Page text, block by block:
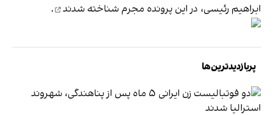
ابراهیم رئیسی، در این پرونده مجرم شناخته شدند .
پربازدیدترین‌ها